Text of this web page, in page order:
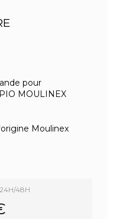
pour
MOULINEX
Moulinex
48H